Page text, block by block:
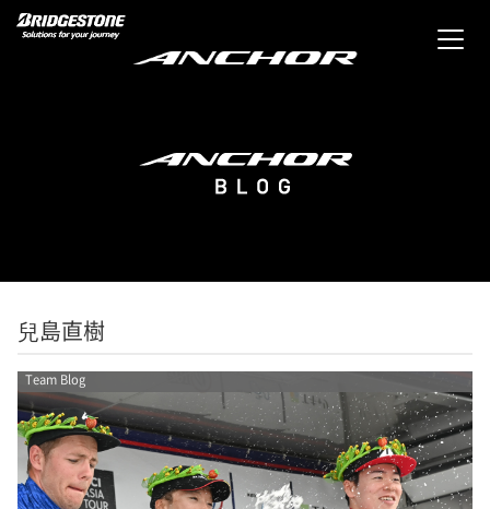
兒島直樹
Team Blog